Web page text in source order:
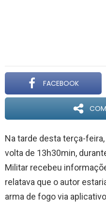
FACEBOOK
Na tarde desta terça-
volta de 13h30min,
Militar recebeu
relatava que o autor
arma de fogo via